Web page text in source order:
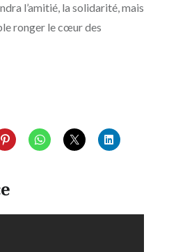
l’amitié, la solidarité, mais
ronger le cœur des